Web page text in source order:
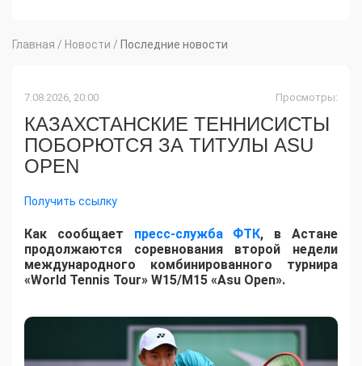
Главная / Новости / Последние новости
7.08.2026, 20:00 Просмотры:
КАЗАХСТАНСКИЕ ТЕННИСИСТЫ
ПОБОРЮТСЯ ЗА ТИТУЛЫ ASU
OPEN
Получить ссылку
Как сообщает пресс-служба ФТК, в Астане
продолжаются соревнования второй недели
международного комбинированного турнира
«World Tennis Tour» W15/M15 «Asu Open».